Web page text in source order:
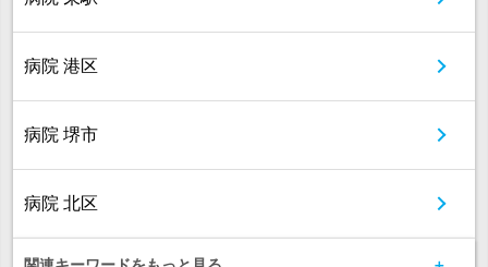
病院 港区
病院 堺市
病院 北区